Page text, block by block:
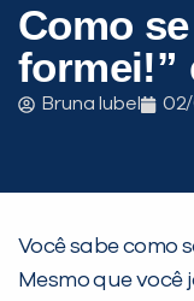
Como
formei!”
Bruna Iubel 02/
Você sabe como
Mesmo que